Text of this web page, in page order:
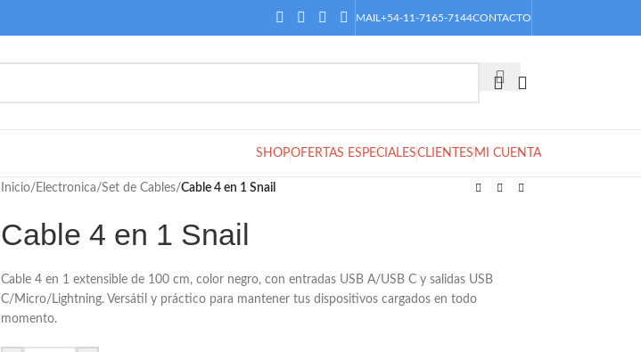
MAIL +54-11-7165-7144CONTACTO
SHOPOFERTAS ESPECIALESCLIENTES MI CUENTA
Inicio/ Electronica/Set de Cables/Cable 4 en 1 Snail
Cable 4 en 1 Snail
Cable 4 en 1 extensible de 100 cm, color negro, con entradas USB A/USB C y salidas USB
C/Micro/Lightning. Versátil y práctico para mantener tus dispositivos cargados en todo
momento.